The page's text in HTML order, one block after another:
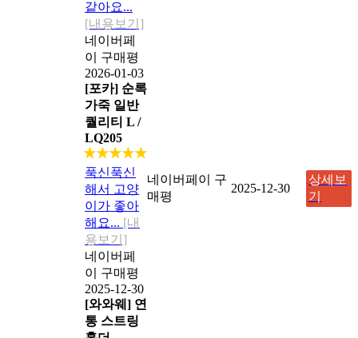
같아요...
[내용보기]
네이버페
이 구매평
2026-01-03
[포카] 순록
가죽 일반
퀄리티 L /
LQ205
★★★★★
푹신푹신
해서 고양
이가 좋아
해요... [내
용보기]
네이버페
이 구매평
2025-12-30
네이버페이 구
매평
2025-12-30
상세보
기
[와와웨] 연
통 스트링